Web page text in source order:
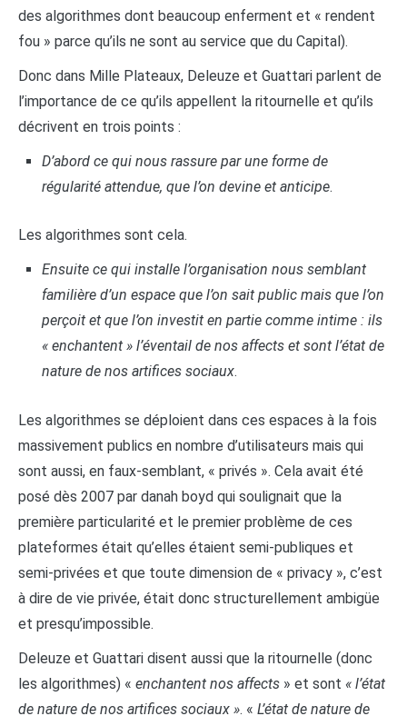
des algorithmes dont beaucoup enferment et « rendent
fou » parce qu’ils ne sont au service que du Capital).
Donc dans Mille Plateaux, Deleuze et Guattari parlent de
l’importance de ce qu’ils appellent la ritournelle et qu’ils
décrivent en trois points :
D’abord ce qui nous rassure par une forme de
régularité attendue, que l’on devine et anticipe.
Les algorithmes sont cela.
Ensuite ce qui installe l’organisation nous semblant
familière d’un espace que l’on sait public mais que l’on
perçoit et que l’on investit en partie comme intime : ils
« enchantent » l’éventail de nos affects et sont l’état de
nature de nos artifices sociaux.
Les algorithmes se déploient dans ces espaces à la fois
massivement publics en nombre d’utilisateurs mais qui
sont aussi, en faux-semblant, « privés ». Cela avait été
posé dès 2007 par danah boyd qui soulignait que la
première particularité et le premier problème de ces
plateformes était qu’elles étaient semi-publiques et
semi-privées et que toute dimension de « privacy », c’est
à dire de vie privée, était donc structurellement ambigüe
et presqu’impossible.
Deleuze et Guattari disent aussi que la ritournelle (donc
les algorithmes) « enchantent nos affects » et sont « l’état
de nature de nos artifices sociaux ». « L’état de nature de